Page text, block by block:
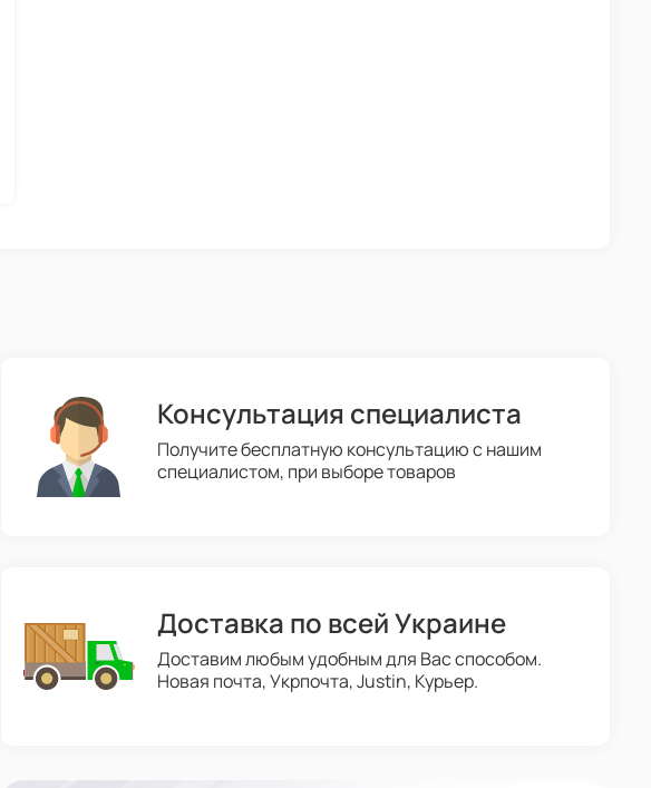
Консультация специалиста
Получите бесплатную консультацию с нашим
специалистом, при выборе товаров
Доставка по всей Украине
Доставим любым удобным для Вас способом.
Новая почта, Укрпочта, Justin, Курьер.